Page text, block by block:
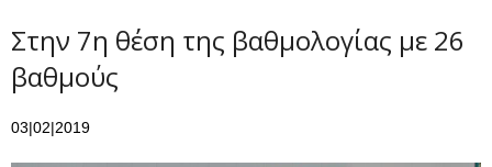
Στην 7η θέση της βαθμολογίας με 26
βαθμούς
03|02|2019